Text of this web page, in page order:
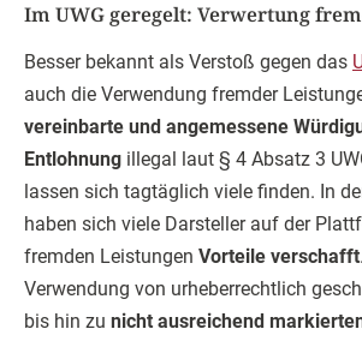
Im UWG geregelt: Verwertung
Besser bekannt als Verstoß gegen das
auch die Verwendung fremder
vereinbarte und angemessene
Entlohnung illegal laut § 4 Absatz 3
lassen sich tagtäglich viele finden. In
haben sich viele Darsteller auf der
fremden Leistungen Vorteile verschafft
Verwendung von urheberrechtlich
bis hin zu nicht ausreichend